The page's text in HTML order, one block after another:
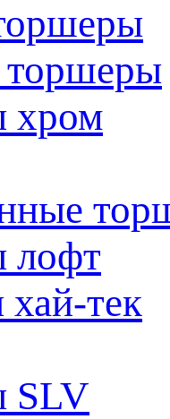
хром
лофт
тек
SLV